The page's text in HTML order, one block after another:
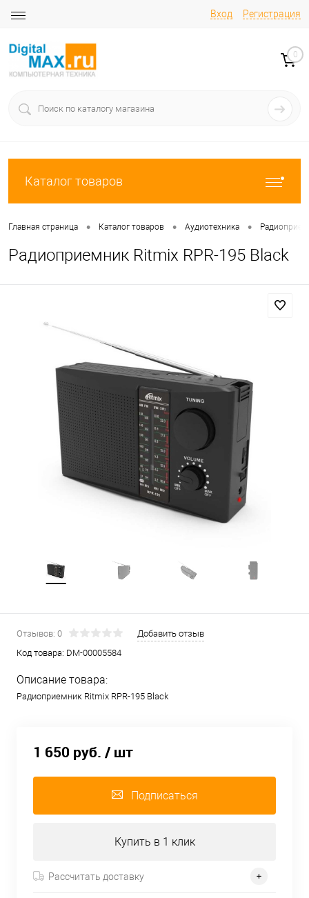
Вход Регистрация
0
Каталог товаров
Главная страница • Каталог товаров • Аудиотехника •
Радиоприемник Ritmix RPR-195 Black
Отзывов: 0
Добавить отзыв
Код товара: DM-00005584
Описание товара:
Радиоприемник Ritmix RPR-195 Black
1 650 руб. / шт
Подписаться
Купить в 1 клик
Рассчитать доставку